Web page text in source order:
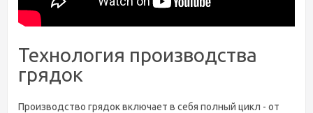
Технология производства
грядок
Производство грядок включает в себя полный цикл - от